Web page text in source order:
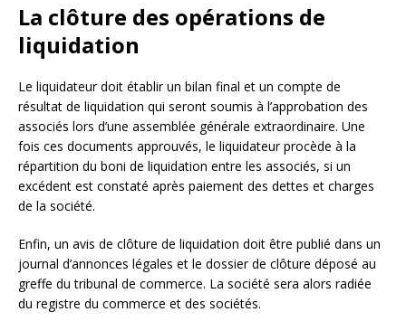
La clôture des opérations de
liquidation
Le liquidateur doit établir un bilan final et un compte de
résultat de liquidation qui seront soumis à l’approbation des
associés lors d’une assemblée générale extraordinaire. Une
fois ces documents approuvés, le liquidateur procède à la
répartition du boni de liquidation entre les associés, si un
excédent est constaté après paiement des dettes et charges
de la société.
Enfin, un avis de clôture de liquidation doit être publié dans un
journal d’annonces légales et le dossier de clôture déposé au
greffe du tribunal de commerce. La société sera alors radiée
du registre du commerce et des sociétés.